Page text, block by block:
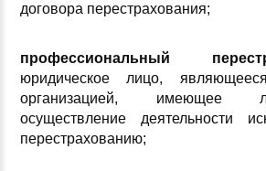
договора перестрахования;
профессиональный
юридическое лицо,
организацией, имеющее
осуществление деятельности
перестрахованию;